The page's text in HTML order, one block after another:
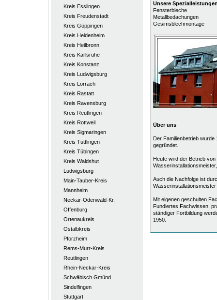
Kreis Esslingen
Kreis Freudenstadt
Kreis Göppingen
Kreis Heidenheim
Kreis Heilbronn
Kreis Karlsruhe
Kreis Konstanz
Kreis Ludwigsburg
Kreis Lörrach
Kreis Rastatt
Kreis Ravensburg
Kreis Reutlingen
Kreis Rottweil
Kreis Sigmaringen
Kreis Tuttlingen
Kreis Tübingen
Kreis Waldshut
Ludwigsburg
Main-Tauber-Kreis
Mannheim
Neckar-Odenwald-Kr.
Offenburg
Ortenaukreis
Ostalbkreis
Pforzheim
Rems-Murr-Kreis
Reutlingen
Rhein-Neckar-Kreis
Schwäbisch Gmünd
Sindelfingen
Stuttgart
Unsere
Fensterbleche
Metallbedachungen
Gesimsblechmontage
Über uns
Der Familienbetrieb
gegründet.
Heute wird der Betrieb
Auch die Nachfolge ist
Mit eigenen geschulten
Fundiertes Fachwissen,
ständiger Fortbildung
1950.